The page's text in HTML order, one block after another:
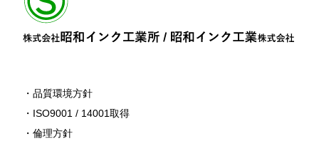
品質環境⽅針
ISO9001 / 14001取得
倫理⽅針